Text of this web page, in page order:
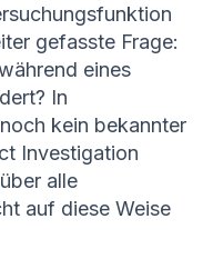
gefasste Frage:
eines
In
kein bekannter
Investigation
alle
auf diese Weise